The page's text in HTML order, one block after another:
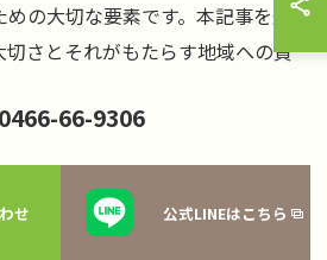
の大切な要素です。本記事を通
切さとそれがもたらす地域への貢
みを解消！藤沢市
で残置物問題を解決
0466-66-9306
せ 公式LINEはこちら